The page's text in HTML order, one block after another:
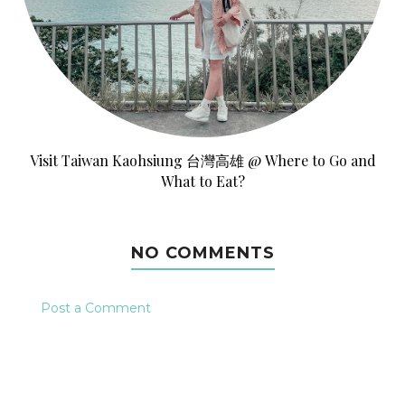
Visit Taiwan Kaohsiung 台灣高雄 @ Where to Go and
What to Eat?
NO COMMENTS
Post a Comment